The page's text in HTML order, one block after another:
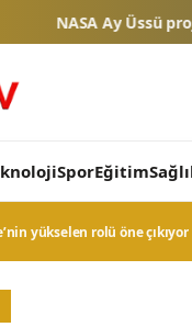
tarihi eşik: 4
SporEğitim
yükselen rolü öne çıkıyor